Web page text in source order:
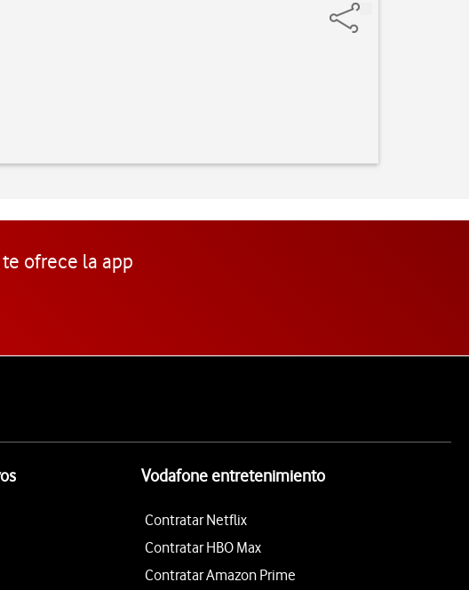
ofrece la app
Vodafone entretenimiento
Contratar Netflix
Contratar HBO Max
Contratar Amazon Prime